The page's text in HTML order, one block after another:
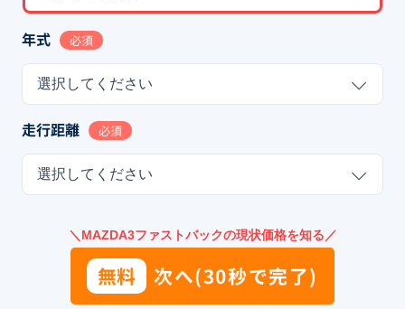
年式 必須
選択してください
走行距離 必須
選択してください
＼MAZDA3ファストバックの現状価格を知る／
無料 次へ(30秒で完了)